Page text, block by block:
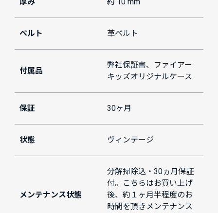
ベルト 革ベルト
付属品
弊社保証書、ファイアー
キッズオリジナルケース
保証 30ヶ月
状態 ヴィンテージ
メンテナンス状態
分解掃除込・30ヵ月保証
付。こちらはお買い上げ
後、約１ヶ月半程度のお
時間を頂きメンテナンス